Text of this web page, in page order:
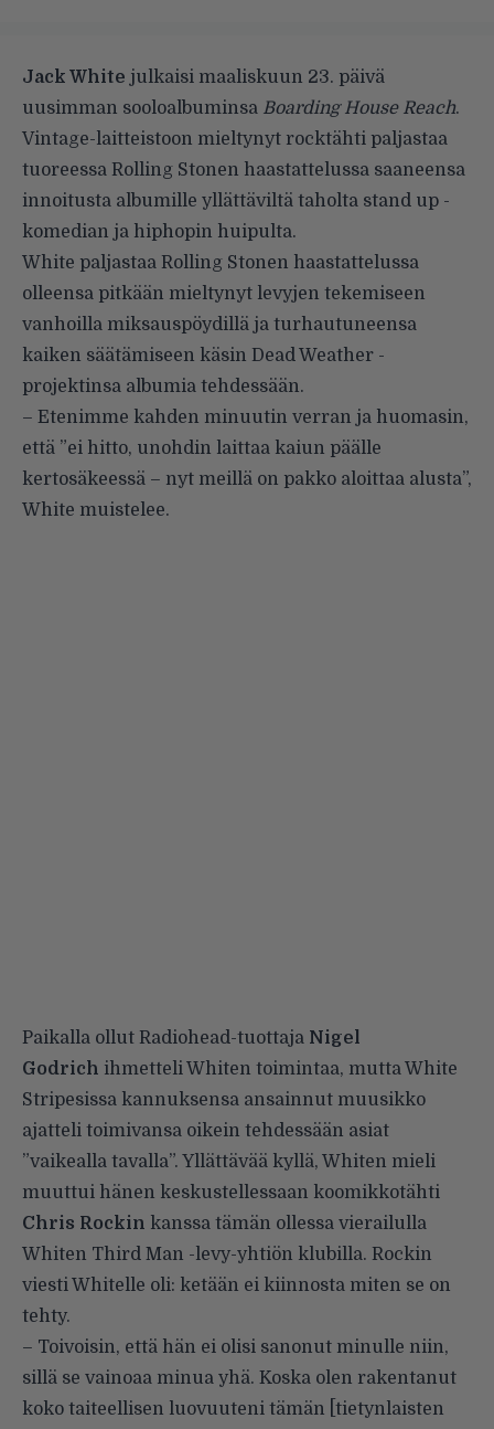
Jack White julkaisi maaliskuun 23. päivä
uusimman sooloalbuminsa Boarding House Reach.
Vintage-laitteistoon mieltynyt rocktähti paljastaa
tuoreessa Rolling Stonen haastattelussa saaneensa
innoitusta albumille yllättäviltä taholta stand up -
komedian ja hiphopin huipulta.
White paljastaa Rolling Stonen haastattelussa
olleensa pitkään mieltynyt levyjen tekemiseen
vanhoilla miksauspöydillä ja turhautuneensa
kaiken säätämiseen käsin Dead Weather -
projektinsa albumia tehdessään.
– Etenimme kahden minuutin verran ja huomasin,
että ”ei hitto, unohdin laittaa kaiun päälle
kertosäkeessä – nyt meillä on pakko aloittaa alusta”,
White muistelee.
Paikalla ollut Radiohead-tuottaja Nigel
Godrich ihmetteli Whiten toimintaa, mutta White
Stripesissa kannuksensa ansainnut muusikko
ajatteli toimivansa oikein tehdessään asiat
”vaikealla tavalla”. Yllättävää kyllä, Whiten mieli
muuttui hänen keskustellessaan koomikkotähti
Chris Rockin kanssa tämän ollessa vierailulla
Whiten Third Man -levy-yhtiön klubilla. Rockin
viesti Whitelle oli: ketään ei kiinnosta miten se on
tehty.
– Toivoisin, että hän ei olisi sanonut minulle niin,
sillä se vainoaa minua yhä. Koska olen rakentanut
koko taiteellisen luovuuteni tämän [tietynlaisten